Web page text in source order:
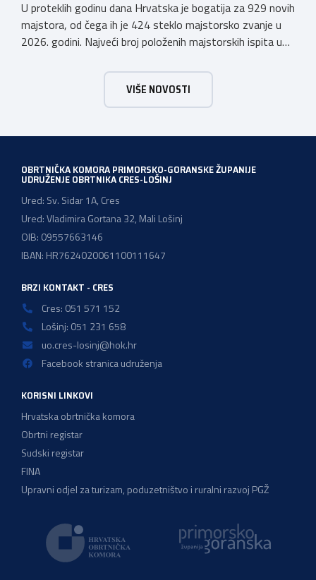
U proteklih godinu dana Hrvatska je bogatija za 929 novih
majstora, od čega ih je 424 steklo majstorsko zvanje u
2026. godini. Najveći broj položenih majstorskih ispita u
majstor elektroinstalater, majstor frizer, majstor
vodoinstalatera, instalatera grijanja i klimatizacije te
majstora automehaničara. Najveći broj navedenih
VIŠE NOVOSTI
OBRTNIČKA KOMORA PRIMORSKO-GORANSKE ŽUPANIJE
UDRUŽENJE OBRTNIKA CRES-LOŠINJ
Ured: Sv. Sidar 1A, Cres
Ured: Vladimira Gortana 32, Mali Lošinj
OIB: 09557663146
IBAN: HR7624020061100111647
BRZI KONTAKT - CRES
Cres: 051 571 152
Lošinj: 051 231 658
uo.cres-losinj@hok.hr
Facebook stranica udruženja
KORISNI LINKOVI
Hrvatska obrtnička komora
Obrtni registar
Sudski registar
FINA
Upravni odjel za turizam, poduzetništvo i ruralni razvoj PGŽ